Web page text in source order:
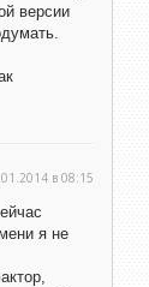
версии
в 08:15
я не